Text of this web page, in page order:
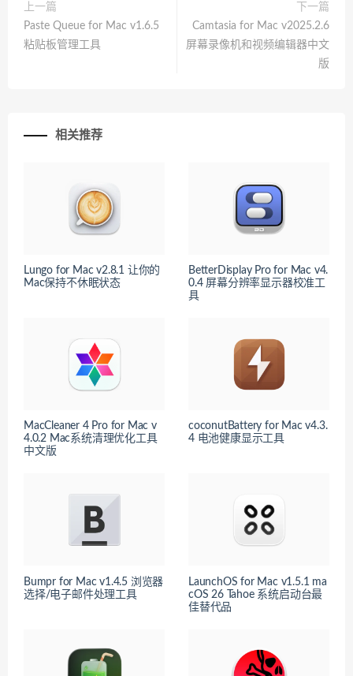
上一篇
Paste Queue for Mac v1.6.5
粘贴板管理工具
下一篇
Camtasia for Mac v2025.2.6
屏幕录像机和视频编辑器中文
版
相关推荐
Lungo for Mac v2.8.1 让你的
Mac保持不休眠状态
BetterDisplay Pro for Mac v4.
0.4 屏幕分辨率显示器校准工
具
MacCleaner 4 Pro for Mac v
4.0.2 Mac系统清理优化工具
中文版
coconutBattery for Mac v4.3.
4 电池健康显示工具
Bumpr for Mac v1.4.5 浏览器
选择/电子邮件处理工具
LaunchOS for Mac v1.5.1 ma
cOS 26 Tahoe 系统启动台最
佳替代品